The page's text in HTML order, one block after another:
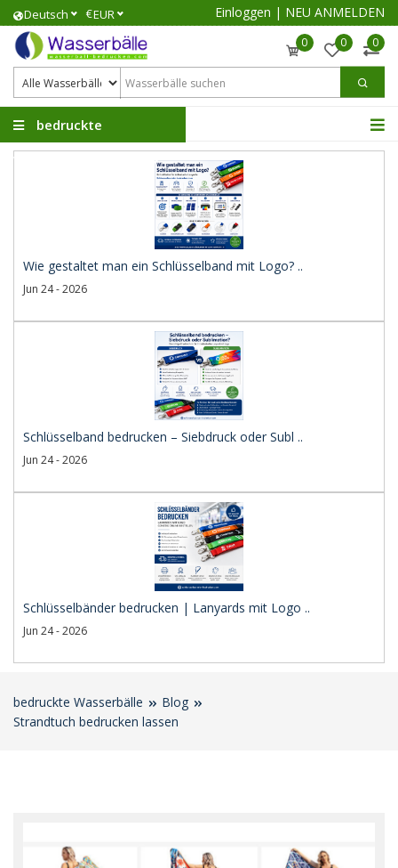
Deutsch €EUR Einloggen | NEU ANMELDEN
0 0 0
bedruckte
Wasserbälle
Wie gestaltet man ein Schlüsselband mit Logo? ..
Jun 24 - 2026
Schlüsselband bedrucken – Siebdruck oder Subl ..
Jun 24 - 2026
Schlüsselbänder bedrucken | Lanyards mit Logo ..
Jun 24 - 2026
bedruckte Wasserbälle
Blog
Strandtuch bedrucken lassen